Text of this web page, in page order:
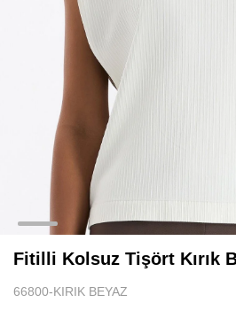
Fitilli Kolsuz Tişört Kırık
66800-KIRIK BEYAZ